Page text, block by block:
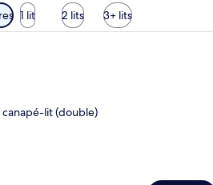
1 lit 2 lits 3+ lits
Un salon moderne avec une
canapé-lit (double)